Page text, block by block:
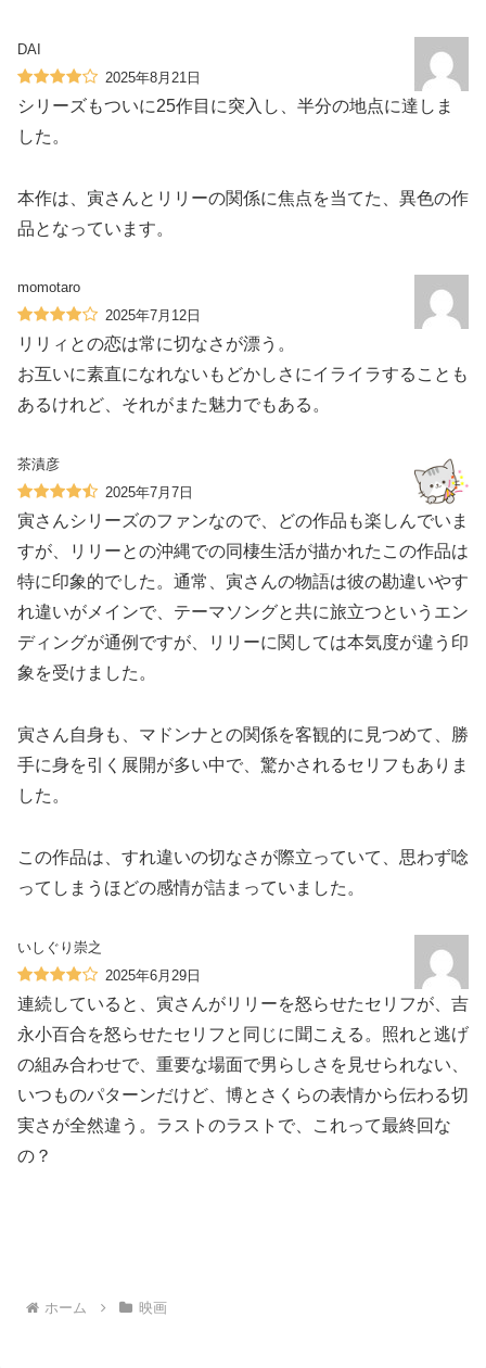
DAI
2025年8月21日
シリーズもついに25作目に突入し、半分の地点に達しま
した。
本作は、寅さんとリリーの関係に焦点を当てた、異色の作
品となっています。
momotaro
2025年7月12日
リリィとの恋は常に切なさが漂う。
お互いに素直になれないもどかしさにイライラすることも
あるけれど、それがまた魅力でもある。
茶漬彦
2025年7月7日
寅さんシリーズのファンなので、どの作品も楽しんでいま
すが、リリーとの沖縄での同棲生活が描かれたこの作品は
特に印象的でした。通常、寅さんの物語は彼の勘違いやす
れ違いがメインで、テーマソングと共に旅立つというエン
ディングが通例ですが、リリーに関しては本気度が違う印
象を受けました。
寅さん自身も、マドンナとの関係を客観的に見つめて、勝
手に身を引く展開が多い中で、驚かされるセリフもありま
した。
この作品は、すれ違いの切なさが際立っていて、思わず唸
ってしまうほどの感情が詰まっていました。
いしぐり崇之
2025年6月29日
連続していると、寅さんがリリーを怒らせたセリフが、吉
永小百合を怒らせたセリフと同じに聞こえる。照れと逃げ
の組み合わせで、重要な場面で男らしさを見せられない、
いつものパターンだけど、博とさくらの表情から伝わる切
実さが全然違う。ラストのラストで、これって最終回な
の？
ホーム 映画